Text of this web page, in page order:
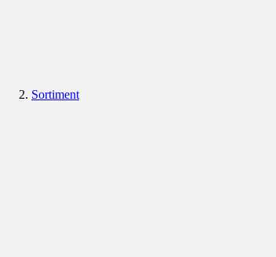
Sortiment